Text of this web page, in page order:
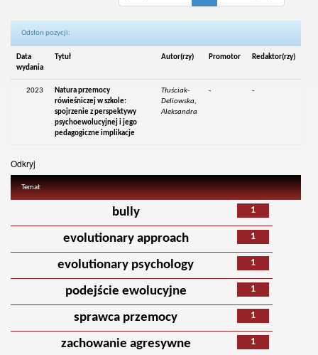
Odsłon pozycji:
Data
wydania
Tytuł Autor(rzy) Promotor Redaktor(rzy)
2023
Natura przemocy
rówieśniczej w szkole:
spojrzenie z perspektywy
psychoewolucyjnej i jego
pedagogiczne implikacje
Tłuściak-
Deliowska,
Aleksandra
- -
Odkryj
Temat
1
bully
1
evolutionary approach
1
evolutionary psychology
1
podejście ewolucyjne
1
sprawca przemocy
1
zachowanie agresywne